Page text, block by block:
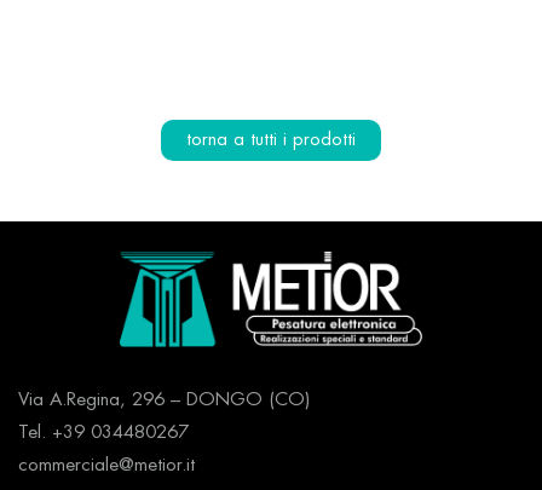
torna a tutti i prodotti
Via A.Regina, 296 – DONGO (CO)
Tel. +39 034480267
commerciale@metior.it